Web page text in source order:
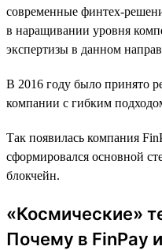
современные финтех-
в наращивании уровня
экспертизы в данном
В 2016 году было принято
компании с гибким
Так появилась компания
сформировался основной
блокчейн.
«Космические»
Почему в FinPay